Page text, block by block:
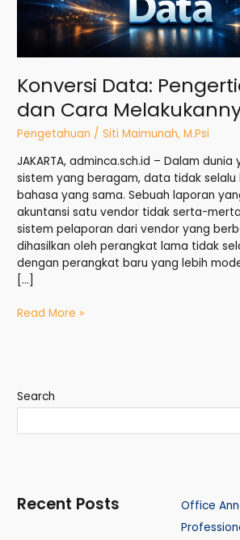
Konversi Data:
dan Cara
Pengetahuan /Siti Maimunah, M.Psi
JAKARTA, adminca.sch.id – Dalam
sistem yang beragam, data tidak
bahasa yang sama. Sebuah laporan
akuntansi satu vendor tidak serta-
sistem pelaporan dari vendor yang
dihasilkan oleh perangkat lama tidak
dengan perangkat baru yang lebih
[…]
Read More »
Search
Recent Posts
Office